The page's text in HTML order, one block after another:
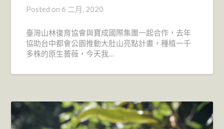
Posted on 6 二月, 2020
臺灣山林復育協會與寶成國際集團一起合作，去年
協助台中都會公園推動大肚山亮點計畫，種植一千
多株的原生薔薇，今天我…